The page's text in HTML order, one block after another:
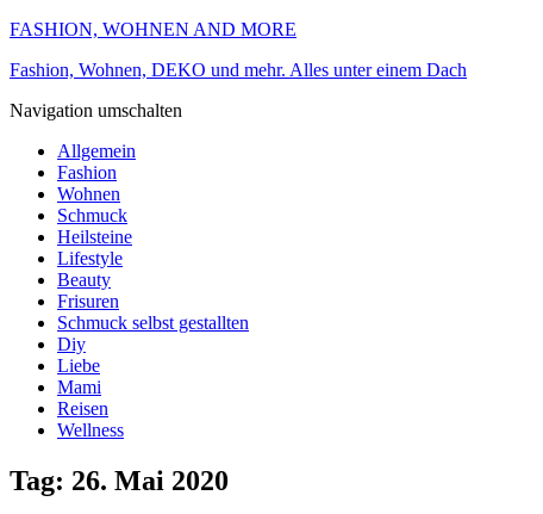
FASHION, WOHNEN AND MORE
Fashion, Wohnen, DEKO und mehr. Alles unter einem Dach
Navigation umschalten
Allgemein
Fashion
Wohnen
Schmuck
Heilsteine
Lifestyle
Beauty
Frisuren
Schmuck selbst gestallten
Diy
Liebe
Mami
Reisen
Wellness
Tag: 26. Mai 2020